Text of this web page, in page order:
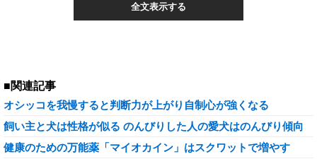
全文表示する
■関連記事
オシッコを我慢すると判断力が上がり自制心が強くなる
飼い主と犬は性格が似る のんびりした人の愛犬はのんびり傾向
健康のための万能薬「マイオカイン」はスクワットで増やす